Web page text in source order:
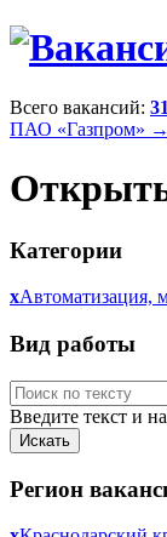
Всего вакансий:
ПАО «Газпром» →
Категории
xАвтоматизация,
Вид работы
Введите текст и
Регион